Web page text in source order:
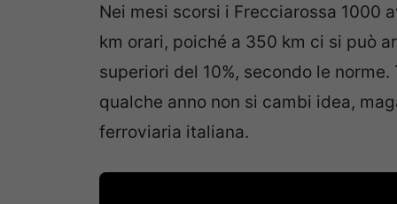
Nei mesi scorsi i Frecciarossa 1000
km orari, poiché a 350 km ci si può
superiori del 10%, secondo le
qualche anno non si cambi idea,
ferroviaria italiana.